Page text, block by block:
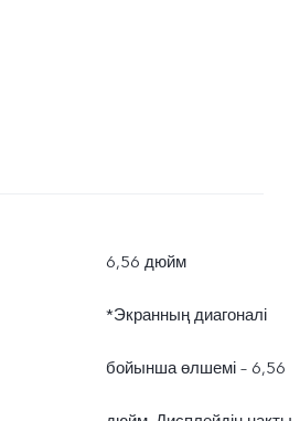
6,56 дюйм
*Экранның диагоналі
бойынша өлшемі – 6,56